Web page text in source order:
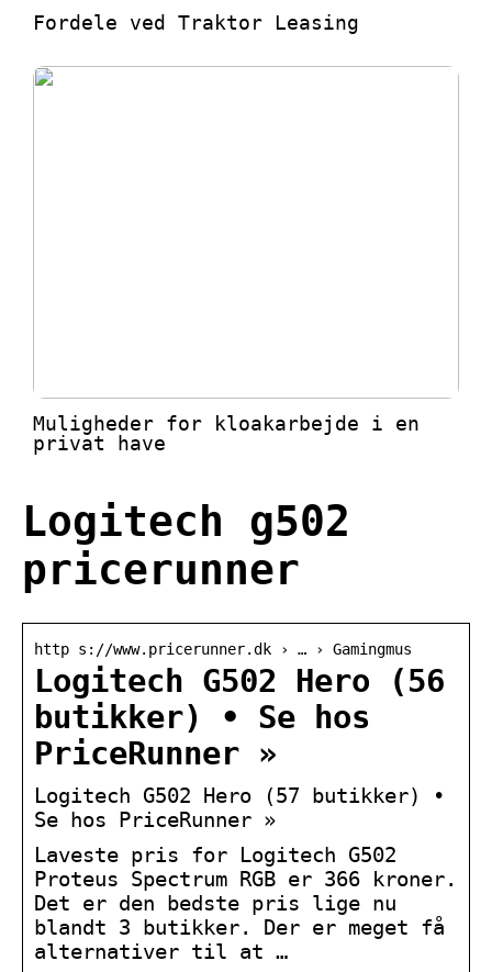
Fordele ved Traktor Leasing
Muligheder for kloakarbejde i en
privat have
Logitech g502
pricerunner
http s://www.pricerunner.dk › … › Gamingmus
Logitech G502 Hero (56
butikker) • Se hos
PriceRunner »
Logitech G502 Hero (57 butikker) •
Se hos PriceRunner »
Laveste pris for Logitech G502
Proteus Spectrum RGB er 366 kroner.
Det er den bedste pris lige nu
blandt 3 butikker. Der er meget få
alternativer til at …